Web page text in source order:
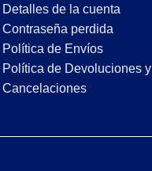
Detalles de la cuenta
Contraseña perdida
Política de Envíos
Política de Devoluciones y
Cancelaciones